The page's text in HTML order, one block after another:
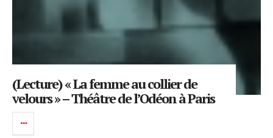
(Lecture) « La femme au collier de
velours » – Théâtre de l’Odéon à Paris